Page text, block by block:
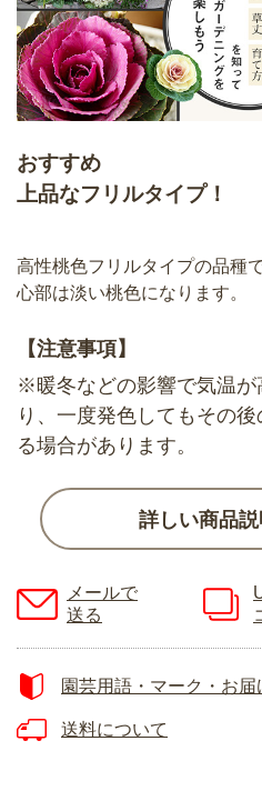
おすすめ
上品なフリルタイプ！
高性桃色フリルタイプの品種
心部は淡い桃色になります。
【注意事項】
※暖冬などの影響で気温が
り、一度発色してもその
る場合があります。
詳しい商品
メールで
送る
園芸用語・マーク・お届
送料について